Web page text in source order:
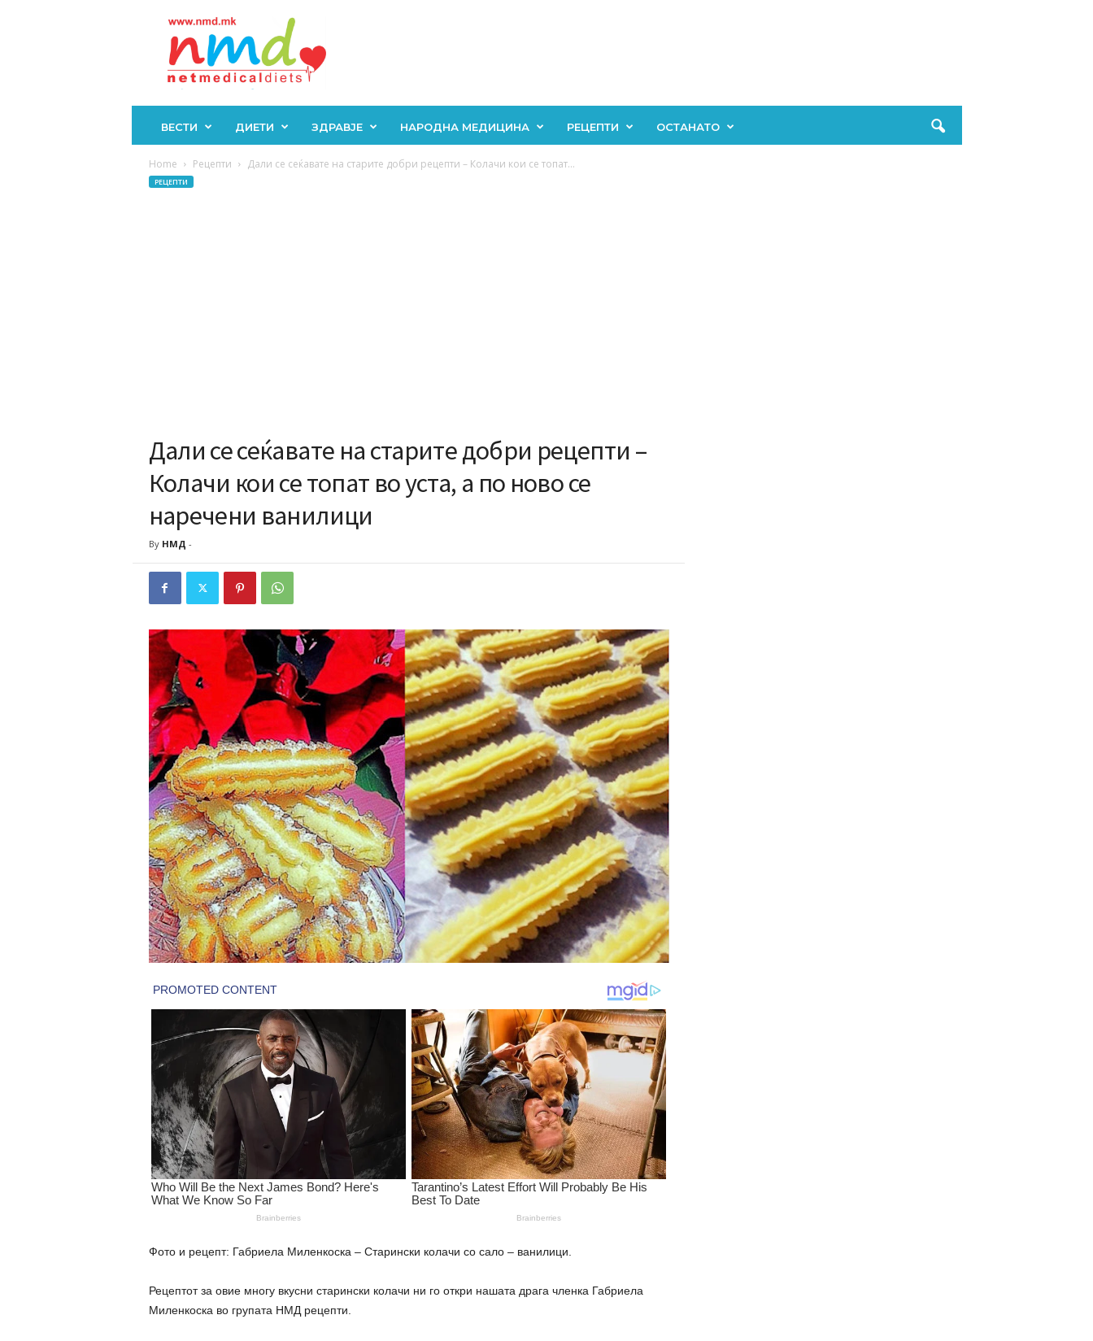
ВЕСТИ ДИЕТИ ЗДРАВЈЕ НАРОДНА МЕДИЦИНА РЕЦЕПТИ ОСТАНАТО
Home Рецепти Дали се сеќавате на старите добри рецепти – Колачи кои се топат...
РЕЦЕПТИ
Дали се сеќавате на старите добри рецепти –
Колачи кои се топат во уста, а по ново се
наречени ванилици
By НМД -
Фото и рецепт: Габриела Миленкоска – Старински колачи со сало – ванилици.
Рецептот за овие многу вкусни старински колачи ни го откри нашата драга членка Габриела
Миленкоска во групата НМД рецепти.